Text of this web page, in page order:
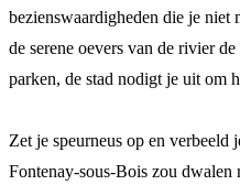
bezienswaardigheden die je niet
de serene oevers van de rivier
parken, de stad nodigt je uit om
Zet je speurneus op en verbeeld
Fontenay-sous-Bois zou dwalen